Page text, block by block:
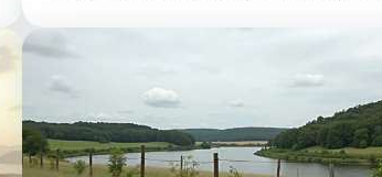
трансформации в сфере